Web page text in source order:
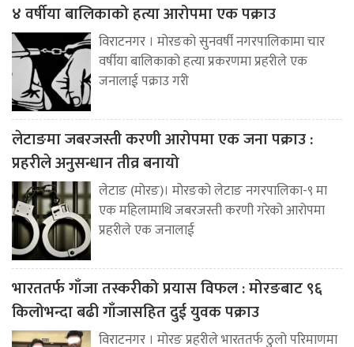
४ वर्षीया बालिकाको हत्या आरोपमा एक पक्राउ
विराटनगर । मोरङको सुनवर्षी नगरपालिकामा चार
वर्षीया बालिकाको हत्या प्रकरणमा प्रहरीले एक
जनालाई पक्राउ गरी
लेटाङमा जबरजस्ती करणी आरोपमा एक जना पक्राउ :
प्रहरीले अनुसन्धान तीव्र बनायो
लेटाङ (मोरङ)। मोरङको लेटाङ नगरपालिका-९ मा
एक महिलामाथि जबरजस्ती करणी गरेको आरोपमा
प्रहरीले एक जनालाई
भारततर्फ गाँजा तस्करीको प्रयास विफल : मोरङबाट ९६
किलोभन्दा बढी गाँजासहित दुई युवक पक्राउ
विराटनगर । मोरङ प्रहरीले भारततर्फ ठुलो परिमाणमा